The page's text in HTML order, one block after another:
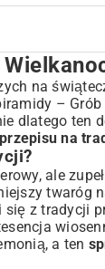
na
–
dlatego
przepisu na
ale
twaróg
się z tradycji
a ten